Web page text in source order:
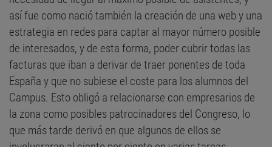
así fue como nació también la creación de una web y una
estrategia en redes para captar al mayor número posible
de interesados, y de esta forma, poder cubrir todas las
facturas que iban a derivar de traer ponentes de toda
España y que no subiese el coste para los alumnos del
Campus. Esto obligó a relacionarse con empresarios de
la zona como posibles patrocinadores del Congreso, lo
que más tarde derivó en que algunos de ellos se